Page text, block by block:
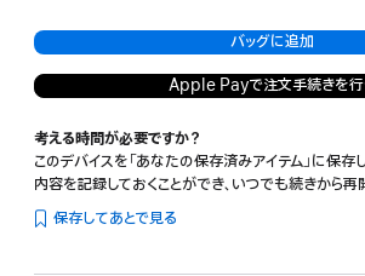
バッグに追加
Apple Payで注文手続きを行
考える時間が必要ですか？
このデバイスを「あなたの保存済みアイテム」に保存
内容を記録しておくことができ、いつでも続きから再
保存してあとで見る